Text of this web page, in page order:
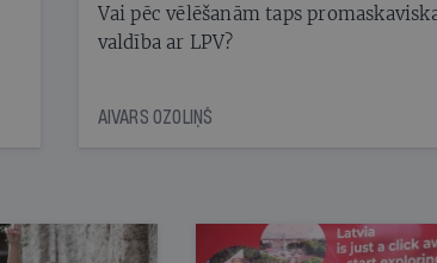
Vai pēc vēlēšanām taps
valdība ar LPV?
AIVARS OZOLIŅŠ